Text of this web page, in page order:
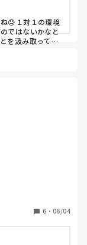
😓１対１の環境
ではないかなと
を汲み取ってあ
な様子か保護者
のか、あまり話
がつくと、その
。
かかった主任先
6 ・ 06/04